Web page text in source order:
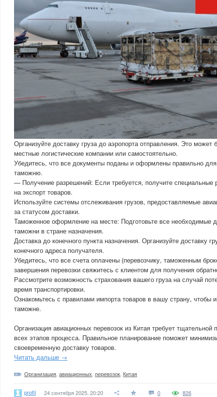
Организуйте доставку груза до аэропорта отправления. Это может
местные логистические компании или самостоятельно.
Убедитесь, что все документы поданы и оформлены правильно
таможню.
— Получение разрешений: Если требуется, получите специальные
на экспорт товаров.
Используйте системы отслеживания грузов, предоставляемые
за статусом доставки.
Таможенное оформление на месте: Подготовьте все необходимые
таможни в стране назначения.
Доставка до конечного пункта назначения. Организуйте доставку
конечного адреса получателя.
Убедитесь, что все счета оплачены (перевозчику, таможенным
завершения перевозки свяжитесь с клиентом для получения
Рассмотрите возможность страхования вашего груза на случай
время транспортировки.
Ознакомьтесь с правилами импорта товаров в вашу страну, чтобы
таможне.
Организация авиационных перевозок из Китая требует тщательной
всех этапов процесса. Правильное планирование поможет
своевременную доставку товаров.
Читать дальше →
Организация авиационных перевозок Китая
profil 24 сентября 2025, 20:20 0 826